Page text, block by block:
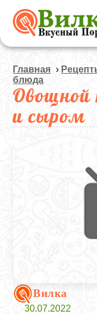
Главная ›
блюда
Овощной
и сыром
Вилка
30.07.2022